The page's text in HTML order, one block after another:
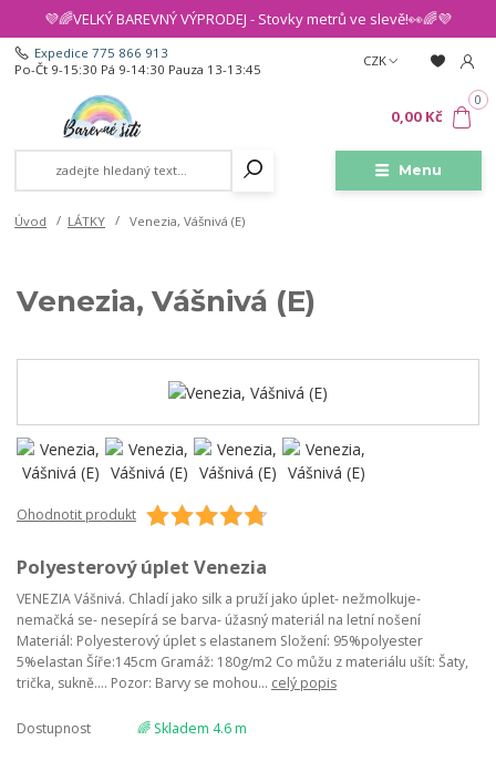
💜🌈VELKÝ BAREVNÝ VÝPRODEJ - Stovky metrů ve slevě!👀🌈💜
Menu
CZK
Expedice 775 866 913
Po-Čt 9-15:30 Pá 9-14:30 Pauza 13-13:45
0
0,00 Kč
Úvod LÁTKY Venezia, Vášnivá (E)
Venezia, Vášnivá (E)
Ohodnotit produkt
Polyesterový úplet Venezia
VENEZIA Vášnivá. Chladí jako silk a pruží jako úplet- nežmolkuje-
nemačká se- nesepírá se barva- úžasný materiál na letní nošení
Materiál: Polyesterový úplet s elastanem Složení: 95%polyester
5%elastan Šíře:145cm Gramáž: 180g/m2 Co můžu z materiálu ušít: Šaty,
trička, sukně.... Pozor: Barvy se mohou... celý popis
Dostupnost 🌈 Skladem 4.6 m